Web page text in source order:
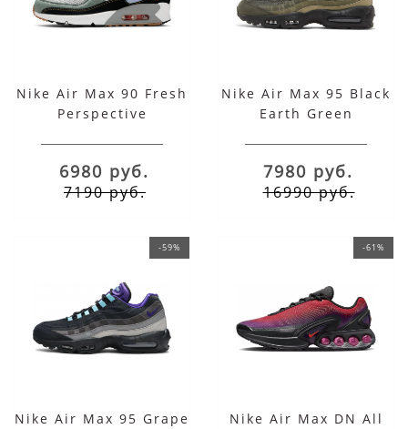
Nike Air Max 90 Fresh
Perspective
6980 руб.
7190 руб.
Nike Air Max 95 Black
Earth Green
7980 руб.
16990 руб.
-59%
Nike Air Max 95 Grape
-61%
Nike Air Max DN All